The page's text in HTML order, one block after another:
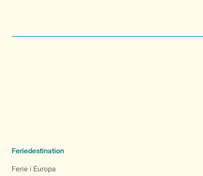
Feriedestination
Ferie i Europa